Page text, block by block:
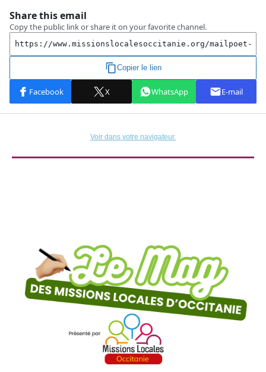
Voir dans votre navigateur.